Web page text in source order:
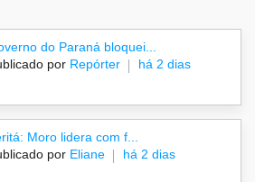
do Paraná bloquei...
por Repórter há 2 dias
Moro lidera com f...
por Eliane há 2 dias